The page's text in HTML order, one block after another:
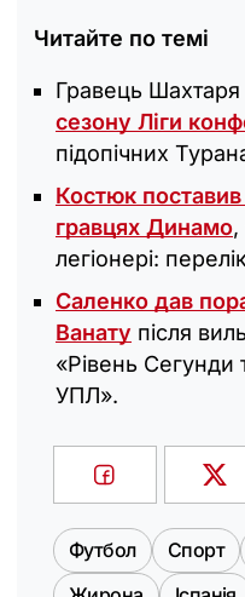
Читайте по темі
Гравець
сезону Ліги
підопічних
Костюк
гравцях Динамо,
легіонері:
Саленко дав
Ванату після
«Рівень
УПЛ».
Футбол Спорт